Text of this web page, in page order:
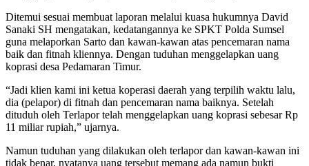
Ditemui sesuai membuat laporan melalui kuasa hukumnya David
Sanaki SH mengatakan, kedatangannya ke SPKT Polda Sumsel
guna melaporkan Sarto dan kawan-kawan atas pencemaran nama
baik dan fitnah kliennya. Dengan tuduhan menggelapkan uang
koprasi desa Pedamaran Timur.
“Jadi klien kami ini ketua koperasi daerah yang terpilih waktu lalu,
dia (pelapor) di fitnah dan pencemaran nama baiknya. Setelah
dituduh oleh Terlapor telah menggelapkan uang koprasi sebesar Rp
11 miliar rupiah,” ujarnya.
Namun tuduhan yang dilakukan oleh terlapor dan kawan-kawan ini
tidak benar, nyatanya uang tersebut memang ada namun bukti